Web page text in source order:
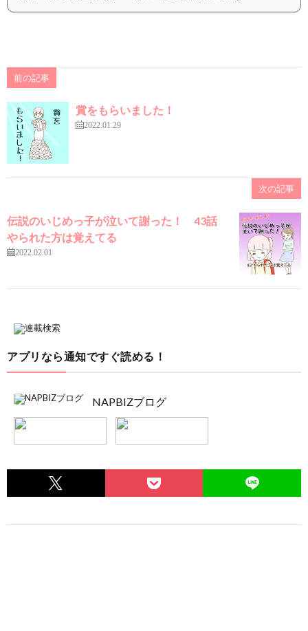
前の記事
賞をもらいました！
2022.01.29
次の記事
伝説のいじめっ子が泣いて謝った！ 43話
やられた方は覚えてる
2022.02.01
アプリなら通知ですぐ読める！
NAPBIZブログ